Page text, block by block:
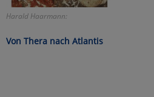
Harald Haarmann:
Von Thera nach Atlantis